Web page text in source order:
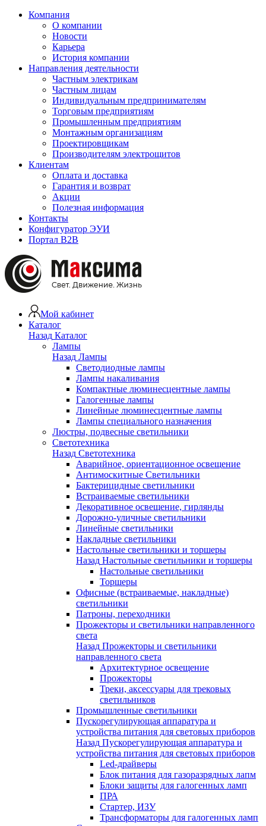
Компания
О компании
Новости
Карьера
История компании
Направления деятельности
Частным электрикам
Частным лицам
Индивидуальным предпринимателям
Торговым предприятиям
Промышленным предприятиям
Монтажным организациям
Проектировщикам
Производителям электрощитов
Клиентам
Оплата и доставка
Гарантия и возврат
Акции
Полезная информация
Контакты
Конфигуратор ЭУИ
Портал B2B
Мой кабинет
Каталог
Назад Каталог
Лампы
Назад Лампы
Светодиодные лампы
Лампы накаливания
Компактные люминесцентные лампы
Галогенные лампы
Линейные люминесцентные лампы
Лампы специального назначения
Люстры, подвесные светильники
Светотехника
Назад Светотехника
Аварийное, ориентационное освещение
Антимоскитные Светильники
Бактерицидные светильники
Встраиваемые светильники
Декоративное освещение, гирлянды
Дорожно-уличные светильники
Линейные светильники
Накладные светильники
Настольные светильники и торшеры
Назад Настольные светильники и торшеры
Настольные светильники
Торшеры
Офисные (встраиваемые, накладные)
светильники
Патроны, переходники
Прожекторы и светильники направленного
света
Назад Прожекторы и светильники
направленного света
Архитектурное освещение
Прожекторы
Треки, аксессуары для трековых
светильников
Промышленные светильники
Пускорегулирующая аппаратура и
устройства питания для световых приборов
Назад Пускорегулирующая аппаратура и
устройства питания для световых приборов
Led-драйверы
Блок питания для газоразрядных лапм
Блоки защиты для галогенных ламп
ПРА
Стартер, ИЗУ
Трансформаторы для галогенных ламп